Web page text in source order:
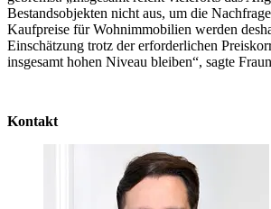
Bestandsobjekten nicht aus, um die
Kaufpreise für Wohnimmobilien werden
Einschätzung trotz der erforderlichen
insgesamt hohen Niveau bleiben“, sagte
Kontakt